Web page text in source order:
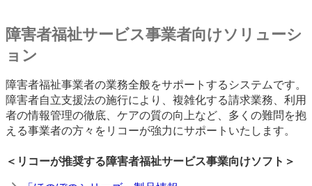
障害者福祉サービス事業者向けソリューシ
ョン
障害者福祉事業者の業務全般をサポートするシステムです。
障害者自立支援法の施行により、複雑化する請求業務、利用
者の情報管理の徹底、ケアの質の向上など、多くの難問を抱
える事業者の方々をリコーが強力にサポートいたします。
＜リコーが推奨する障害者福祉サービス事業向けソフト＞